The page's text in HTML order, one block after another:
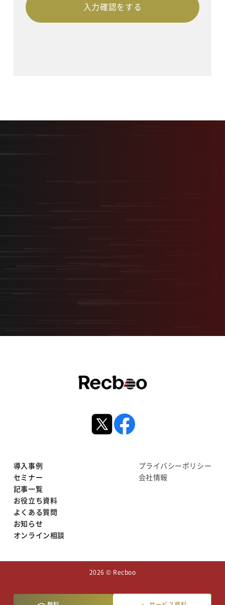
入力確認をする
導入事例
セミナー
記事一覧
お役立ち資料
よくある質問
お知らせ
オンライン相談
プライバシーポリシー
会社情報
2026 © Recboo